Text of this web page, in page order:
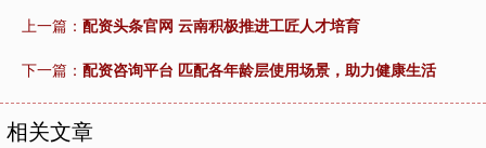
上一篇： 配资头条官网 云南积极推进工匠人才培育
下一篇： 配资咨询平台 匹配各年龄层使用场景，助力健康生活
相关文章